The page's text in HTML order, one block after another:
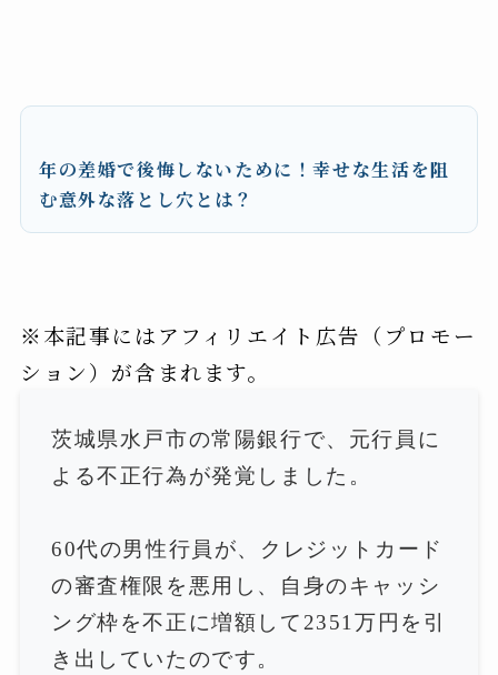
年の差婚で後悔しないために！幸せな生活を阻
む意外な落とし穴とは？
※本記事にはアフィリエイト広告（プロモー
ション）が含まれます。
茨城県水戸市の常陽銀行で、元行員に
よる不正行為が発覚しました。
60代の男性行員が、クレジットカード
の審査権限を悪用し、自身のキャッシ
ング枠を不正に増額して2351万円を引
き出していたのです。